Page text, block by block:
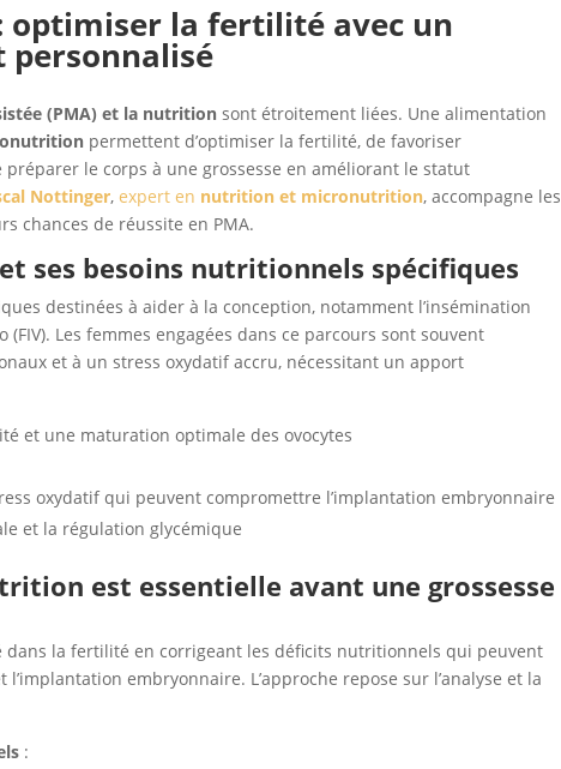
optimiser la fertilité avec un
personnalisé
(PMA) et la nutrition sont étroitement liées. Une alimentation
permettent d’optimiser la fertilité, de favoriser
le corps à une grossesse en améliorant le statut
Nottinger,expert en nutrition et micronutrition, accompagne les
chances de réussite en PMA.
ses besoins nutritionnels spécifiques
destinées à aider à la conception, notamment l’insémination
Les femmes engagées dans ce parcours sont souvent
et à un stress oxydatif accru, nécessitant un apport
et une maturation optimale des ovocytes
oxydatif qui peuvent compromettre l’implantation embryonnaire
et la régulation glycémique
est essentielle avant une grossesse
dans la fertilité en corrigeant les déficits nutritionnels qui peuvent
embryonnaire. L’approche repose sur l’analyse et la
: